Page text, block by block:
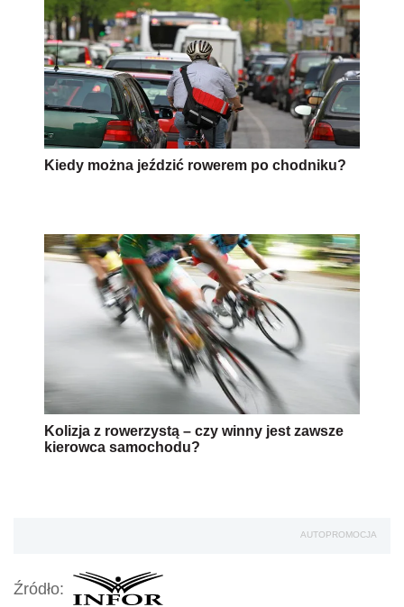
Kiedy można jeździć rowerem po chodniku?
Kolizja z rowerzystą – czy winny jest zawsze
kierowca samochodu?
AUTOPROMOCJA
Źródło: